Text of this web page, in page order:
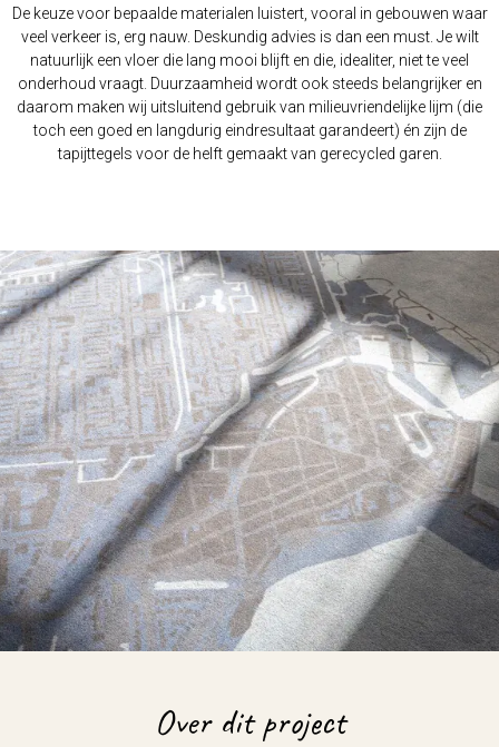
De keuze voor bepaalde materialen luistert, vooral in gebouwen waar
veel verkeer is, erg nauw. Deskundig advies is dan een must. Je wilt
natuurlijk een vloer die lang mooi blijft en die, idealiter, niet te veel
onderhoud vraagt. Duurzaamheid wordt ook steeds belangrijker en
daarom maken wij uitsluitend gebruik van milieuvriendelijke lijm (die
toch een goed en langdurig eindresultaat garandeert) én zijn de
tapijttegels voor de helft gemaakt van gerecycled garen.
Over dit project